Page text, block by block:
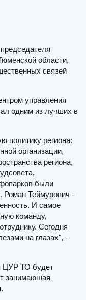
области,
связей
управления
одним из лучших в
политику региона:
организации,
региона,
были
Роман Теймурович -
И самое
команду,
Сегодня
на глазах", -
ЦУР ТО будет
занимающая